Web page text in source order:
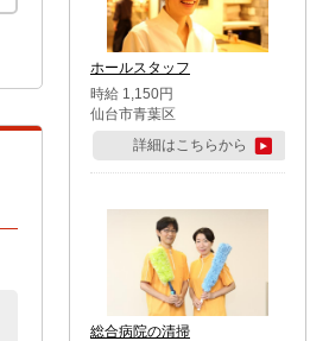
ホールスタッフ
時給 1,150円
仙台市青葉区
詳細はこちらから
総合病院の清掃